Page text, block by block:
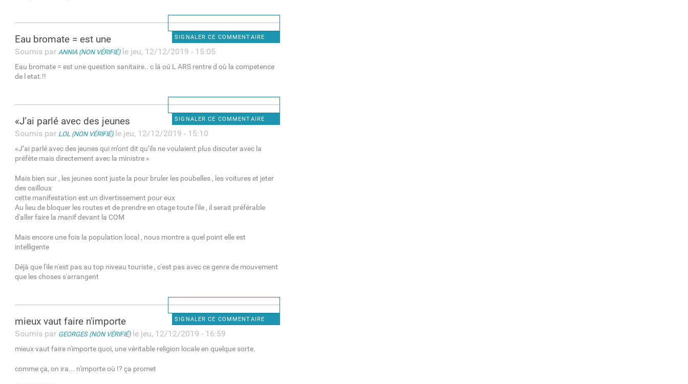
SIGNALER CE COMMENTAIRE
Eau bromate = est une
Soumis parANNIA (NON VÉRIFIÉ)le jeu, 12/12/2019 - 15:05
Eau bromate = est une question sanitaire.. c lá oú L ARS rentre d où la competence
de l etat.!!
SIGNALER CE COMMENTAIRE
«J’ai parlé avec des jeunes
Soumis par LOL (NON VÉRIFIÉ)le jeu, 12/12/2019 - 15:10
«J’ai parlé avec des jeunes qui m’ont dit qu’ils ne voulaient plus discuter avec la
préfète mais directement avec la ministre »
Mais bien sur , les jeunes sont juste la pour bruler les poubelles , les voitures et jeter
des cailloux
cette manifestation est un divertissement pour eux
Au lieu de bloquer les routes et de prendre en otage toute l'ile , il serait préférable
d'aller faire la manif devant la COM
Mais encore une fois la population local , nous montre a quel point elle est
intelligente
Déjà que l'ile n'est pas au top niveau touriste , c'est pas avec ce genre de mouvement
que les choses s'arrangent
SIGNALER CE COMMENTAIRE
mieux vaut faire n'importe
Soumis par GEORGES (NON VÉRIFIÉ)le jeu, 12/12/2019 - 16:59
mieux vaut faire n'importe quoi, une véritable religion locale en quelque sorte.
comme ça, on ira... n'importe où !? ça promet